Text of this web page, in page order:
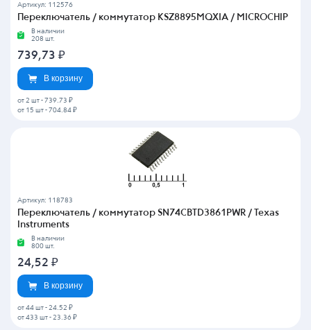
Артикул: 112576
Переключатель / коммутатор KSZ8895MQXIA / MICROCHIP
В наличии
208 шт.
739,73 ₽
В корзину
от 2 шт - 739.73 ₽
от 15 шт - 704.84 ₽
Артикул: 118783
Переключатель / коммутатор SN74CBTD3861PWR / Texas
Instruments
В наличии
800 шт.
24,52 ₽
В корзину
от 44 шт - 24.52 ₽
от 433 шт - 23.36 ₽